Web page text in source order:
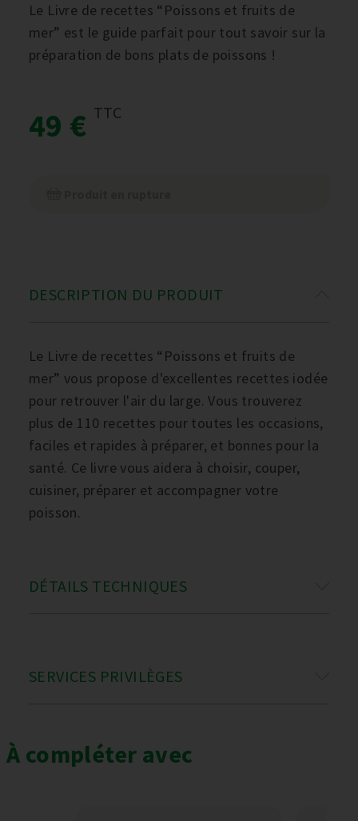
Le Livre de recettes “Poissons et fruits de
mer” est le guide parfait pour tout savoir sur la
préparation de bons plats de poissons !
49 € TTC
DESCRIPTION DU PRODUIT
Le Livre de recettes “Poissons et fruits de
mer” vous propose d'excellentes recettes iodée
pour retrouver l'air du large. Vous trouverez
plus de 110 recettes pour toutes les occasions,
faciles et rapides à préparer, et bonnes pour la
santé. Ce livre vous aidera à choisir, couper,
cuisiner, préparer et accompagner votre
poisson.
DÉTAILS TECHNIQUES
SERVICES PRIVILÈGES
À compléter avec